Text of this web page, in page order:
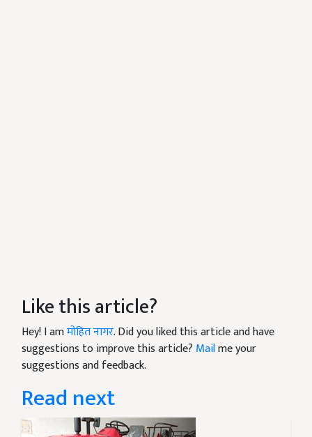
Like this article?
Hey! I amमोहित नागर. Did you liked this article and have
suggestions to improve this article? Mailme your
suggestions and feedback.
Read next